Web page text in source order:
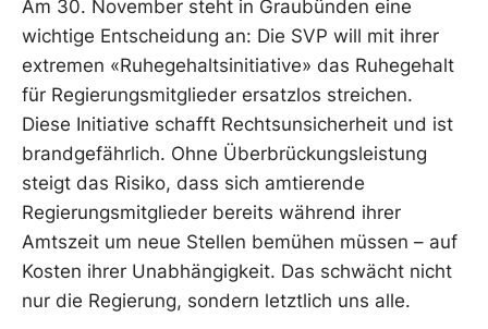
Am 30. November steht in Graubünden eine
wichtige Entscheidung an: Die SVP will mit ihrer
extremen «Ruhegehaltsinitiative» das Ruhegehalt
für Regierungsmitglieder ersatzlos streichen.
Diese Initiative schafft Rechtsunsicherheit und ist
brandgefährlich. Ohne Überbrückungsleistung
steigt das Risiko, dass sich amtierende
Regierungsmitglieder bereits während ihrer
Amtszeit um neue Stellen bemühen müssen – auf
Kosten ihrer Unabhängigkeit. Das schwächt nicht
nur die Regierung, sondern letztlich uns alle.